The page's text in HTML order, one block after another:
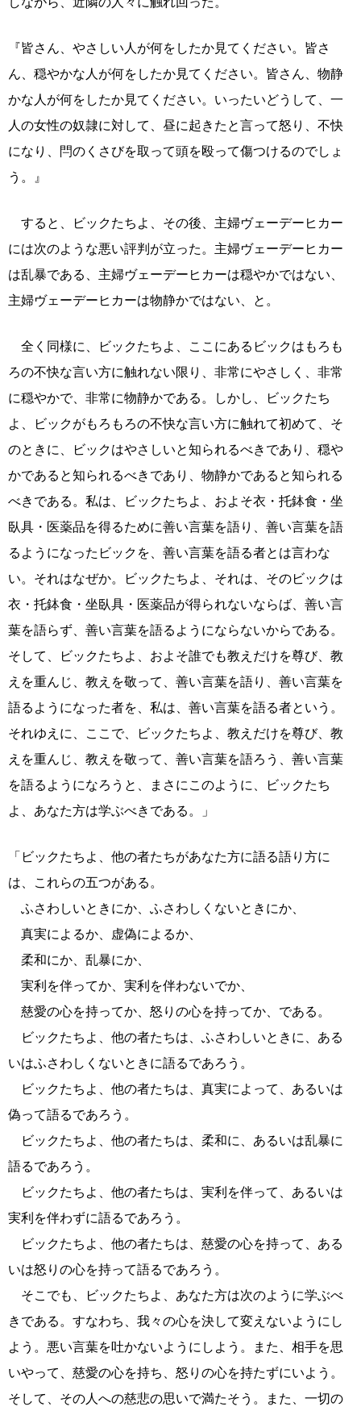
『皆さん、やさしい人が何をしたか見てください。皆さ
ん、穏やかな人が何をしたか見てください。皆さん、物静
かな人が何をしたか見てください。いったいどうして、一
人の女性の奴隷に対して、昼に起きたと言って怒り、不快
になり、閂のくさびを取って頭を殴って傷つけるのでしょ
う。』
すると、ビックたちよ、その後、主婦ヴェーデーヒカー
には次のような悪い評判が立った。主婦ヴェーデーヒカー
は乱暴である、主婦ヴェーデーヒカーは穏やかではない、
主婦ヴェーデーヒカーは物静かではない、と。
全く同様に、ビックたちよ、ここにあるビックはもろも
ろの不快な言い方に触れない限り、非常にやさしく、非常
に穏やかで、非常に物静かである。しかし、ビックたち
よ、ビックがもろもろの不快な言い方に触れて初めて、そ
のときに、ビックはやさしいと知られるべきであり、穏や
かであると知られるべきであり、物静かであると知られる
べきである。私は、ビックたちよ、およそ衣・托鉢食・坐
臥具・医薬品を得るために善い言葉を語り、善い言葉を語
るようになったビックを、善い言葉を語る者とは言わな
い。それはなぜか。ビックたちよ、それは、そのビックは
衣・托鉢食・坐臥具・医薬品が得られないならば、善い言
葉を語らず、善い言葉を語るようにならないからである。
そして、ビックたちよ、およそ誰でも教えだけを尊び、教
えを重んじ、教えを敬って、善い言葉を語り、善い言葉を
語るようになった者を、私は、善い言葉を語る者という。
それゆえに、ここで、ビックたちよ、教えだけを尊び、教
えを重んじ、教えを敬って、善い言葉を語ろう、善い言葉
を語るようになろうと、まさにこのように、ビックたち
よ、あなた方は学ぶべきである。」
「ビックたちよ、他の者たちがあなた方に語る語り方に
は、これらの五つがある。
ふさわしいときにか、ふさわしくないときにか、
真実によるか、虚偽によるか、
柔和にか、乱暴にか、
実利を伴ってか、実利を伴わないでか、
慈愛の心を持ってか、怒りの心を持ってか、である。
ビックたちよ、他の者たちは、ふさわしいときに、ある
いはふさわしくないときに語るであろう。
ビックたちよ、他の者たちは、真実によって、あるいは
偽って語るであろう。
ビックたちよ、他の者たちは、柔和に、あるいは乱暴に
語るであろう。
ビックたちよ、他の者たちは、実利を伴って、あるいは
実利を伴わずに語るであろう。
ビックたちよ、他の者たちは、慈愛の心を持って、ある
いは怒りの心を持って語るであろう。
そこでも、ビックたちよ、あなた方は次のように学ぶべ
きである。すなわち、我々の心を決して変えないようにし
よう。悪い言葉を吐かないようにしよう。また、相手を思
いやって、慈愛の心を持ち、怒りの心を持たずにいよう。
そして、その人への慈悲の思いで満たそう。また、一切の